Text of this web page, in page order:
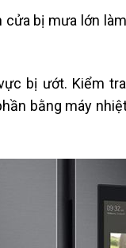
bị mưa lớn
bị ướt. Kiểm
bằng máy